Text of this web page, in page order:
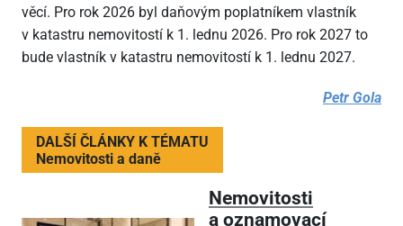
věcí. Pro rok 2026 byl daňovým poplatníkem vlastník
v katastru nemovitostí k 1. lednu 2026. Pro rok 2027 to
bude vlastník v katastru nemovitostí k 1. lednu 2027.
Petr Gola
DALŠÍ ČLÁNKY K TÉMATU
Nemovitosti a daně
Nemovitosti
a oznamovací